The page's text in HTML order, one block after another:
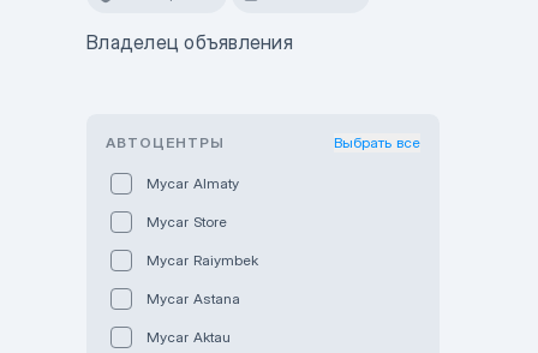
Владелец объявления
АВТОЦЕНТРЫ Выбрать все
Mycar Almaty
Mycar Store
Mycar Raiymbek
Mycar Astana
Mycar Aktau